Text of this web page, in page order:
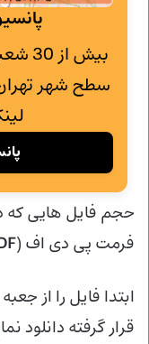
بیش
سطح شهر
فرمت پی دی اف (
ابتدا فایل را از
قرار گرفته دانلود